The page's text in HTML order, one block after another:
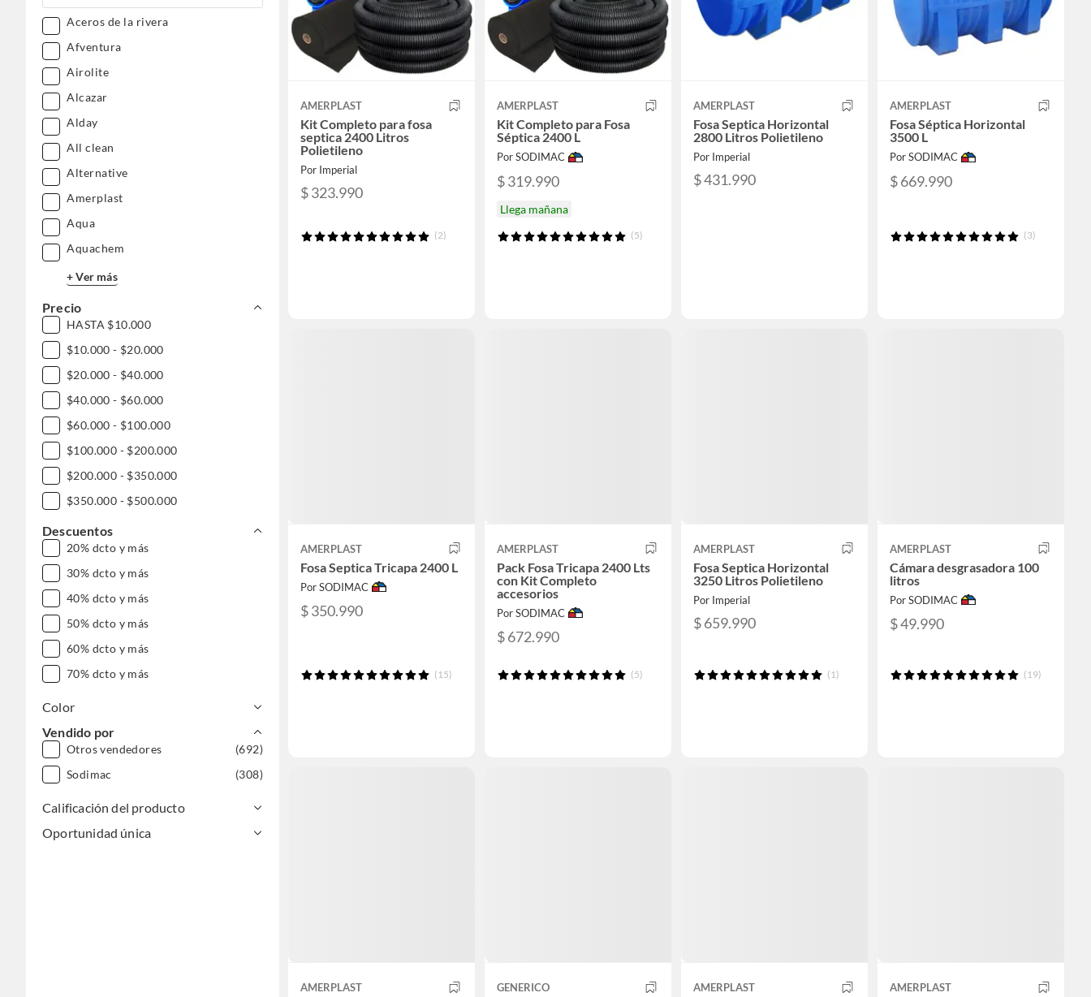
Accesorios moda Dormitorio
Niños y juguetería
Aceros de la rivera
Afventura
Airolite
Alcazar
Alday
All clean
Alternative
Amerplast
Aqua
Aquachem
+ Ver más
Precio
HASTA $10.000
$10.000 - $20.000
$20.000 - $40.000
$40.000 - $60.000
$60.000 - $100.000
$100.000 - $200.000
$200.000 - $350.000
$350.000 - $500.000
$500.000 - $1.000.000
DESDE $1.000.000
Descuentos
20% dcto y más
30% dcto y más
40% dcto y más
50% dcto y más
60% dcto y más
70% dcto y más
Color
Vendido por
Otros vendedores
(692)
Sodimac
(308)
Calificación del producto
Oportunidad única
AMERPLAST
Kit Completo para fosa
septica 2400 Litros
Polietileno
Por Imperial
$ 323.990
(2)
AMERPLAST
Kit Completo para Fosa
Séptica 2400 L
Por SODIMAC
$ 319.990
Llega mañana
(5)
AMERPLAST
Fosa Septica Horizontal
2800 Litros Polietileno
Por Imperial
$ 431.990
AMERPLAST
Fosa Séptica Horizontal
3500 L
Por SODIMAC
$ 669.990
(3)
AMERPLAST
Fosa Septica Tricapa 2400 L
Por SODIMAC
$ 350.990
(15)
AMERPLAST
Pack Fosa Tricapa 2400 Lts
con Kit Completo
accesorios
Por SODIMAC
$ 672.990
(5)
AMERPLAST
Fosa Septica Horizontal
3250 Litros Polietileno
Por Imperial
$ 659.990
(1)
AMERPLAST
Cámara desgrasadora 100
litros
Por SODIMAC
$ 49.990
(19)
AMERPLAST GENERICO AMERPLAST AMERPLAST